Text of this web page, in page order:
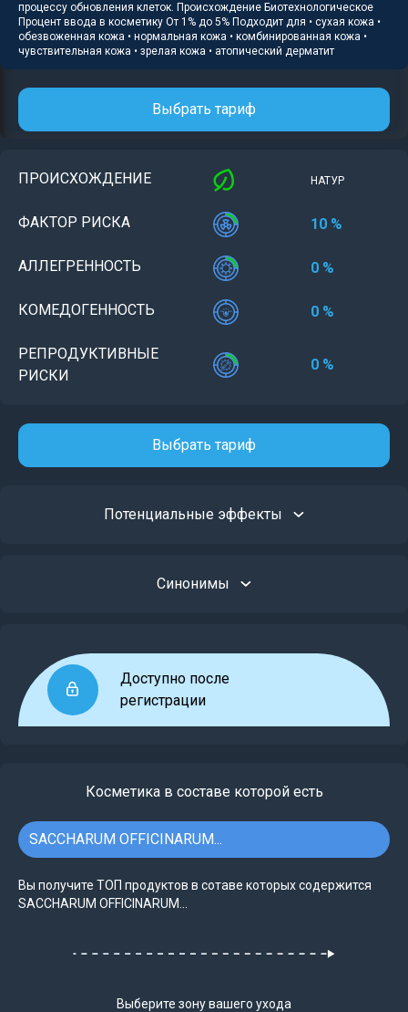
процессу обновления клеток. Происхождение Биотехнологическое
Процент ввода в косметику От 1% до 5% Подходит для • сухая кожа •
обезвоженная кожа • нормальная кожа • комбинированная кожа •
чувствительная кожа • зрелая кожа • атопический дерматит
Выбрать тариф
ПРОИСХОЖДЕНИЕ НАТУР
ФАКТОР РИСКА 10 %
АЛЛЕГРЕННОСТЬ 0 %
КОМЕДОГЕННОСТЬ 0 %
РЕПРОДУКТИВНЫЕ
РИСКИ
0 %
Выбрать тариф
Потенциальные эффекты
Синонимы
Доступно после
регистрации
Косметика в составе которой есть
SACCHARUM OFFICINARUM...
Вы получите ТОП продуктов в сотаве которых содержится
SACCHARUM OFFICINARUM...
Выберите зону вашего ухода